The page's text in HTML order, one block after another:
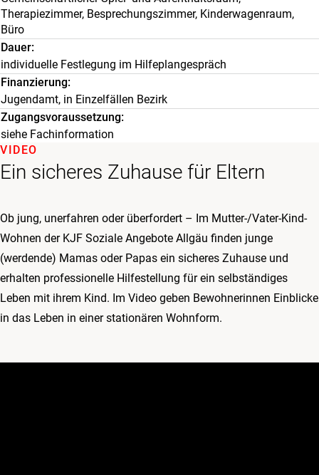
Therapiezimmer, Besprechungszimmer, Kinderwagenraum,
Büro
Dauer
individuelle Festlegung im Hilfeplangespräch
Finanzierung
Jugendamt, in Einzelfällen Bezirk
Zugangsvoraussetzung
siehe Fachinformation
Ein sicheres Zuhause für Eltern
VIDEO
Ob jung, unerfahren oder überfordert – Im Mutter-/Vater-Kind-
Wohnen der KJF Soziale Angebote Allgäu finden junge
(werdende) Mamas oder Papas ein sicheres Zuhause und
erhalten professionelle Hilfestellung für ein selbständiges
Leben mit ihrem Kind. Im Video geben Bewohnerinnen Einblicke
in das Leben in einer stationären Wohnform.